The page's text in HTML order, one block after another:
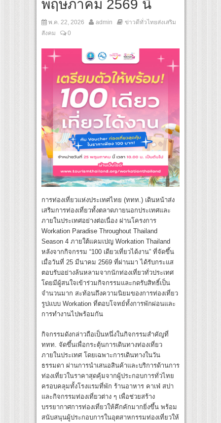
พฤษภาคม 2569 นี้
พ.ค. 22, 2026 admin
ข่าวดีทั่วไทยส่งเสริม
สังคม
0
การท่องเที่ยวแห่งประเทศไทย (ททท.) เดินหน้าส่ง
เสริมการท่องเที่ยวทั้งตลาดภายนอกประเทศและ
ภายในประเทศอย่างต่อเนื่อง ผ่านโครงการ
Workation Paradise Throughout Thailand
Season 4 ภายใต้แคมเปญ Workation Thailand
หลังจากกิจกรรม “100 เดียวเที่ยวได้งาน” ที่จัดขึ้น
เมื่อวันที่ 25 มีนาคม 2569 ที่ผ่านมา ได้รับกระแส
ตอบรับอย่างล้นหลามจากนักท่องเที่ยวทั่วประเทศ
โดยมีผู้สนใจเข้าร่วมกิจกรรมและกดรับสิทธิ์เป็น
จำนวนมาก สะท้อนถึงความนิยมของการท่องเที่ยว
รูปแบบ Workation ที่ตอบโจทย์ทั้งการพักผ่อนและ
การทำงานไปพร้อมกัน
กิจกรรมดังกล่าวถือเป็นหนึ่งในกิจกรรมสำคัญที่
ททท. จัดขึ้นเพื่อกระตุ้นการเดินทางท่องเที่ยว
ภายในประเทศ โดยเฉพาะการเดินทางในวัน
ธรรมดา ผ่านการนำเสนอสินค้าและบริการด้านการ
ท่องเที่ยวในราคาสุดคุ้มจากผู้ประกอบการทั่วไทย
ครอบคลุมทั้งโรงแรมที่พัก ร้านอาหาร คาเฟ่ สปา
และกิจกรรมท่องเที่ยวต่าง ๆ เพื่อช่วยสร้าง
บรรยากาศการท่องเที่ยวให้คึกคักมากยิ่งขึ้น พร้อม
สนับสนุนผู้ประกอบการในอุตสาหกรรมท่องเที่ยวให้